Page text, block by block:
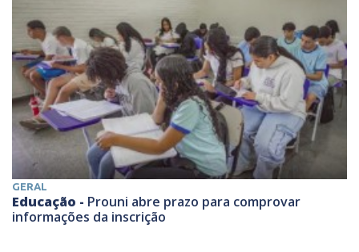
GERAL
Educação - Prouni abre prazo para comprovar
informações da inscrição